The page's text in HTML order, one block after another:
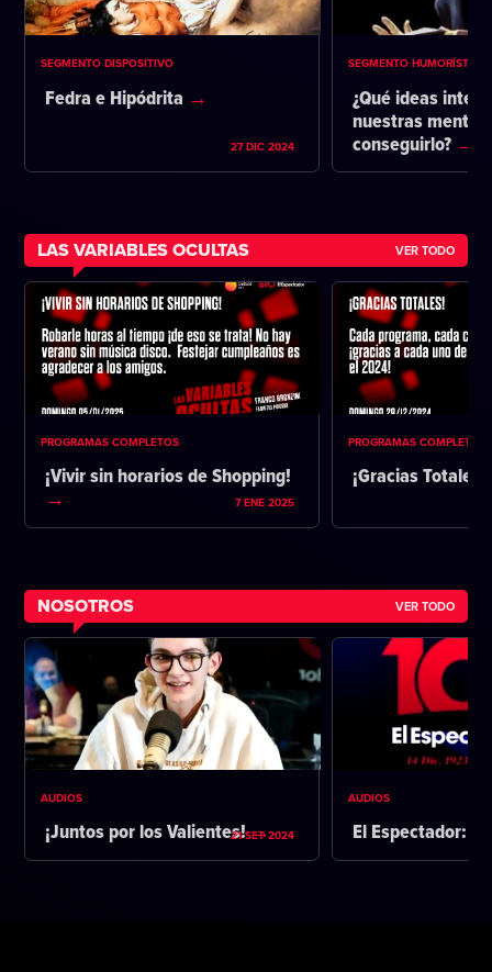
SEGMENTO DISPOSITIVO
Fedra e Hipódrita
27 DIC 2024
SEGMENTO HUMORÍSTICO
¿Qué ideas
nuestras mentes
conseguirlo?
LAS VARIABLES OCULTAS VER TODO
PROGRAMAS COMPLETOS
¡Vivir sin horarios de Shopping!
7 ENE 2025
PROGRAMAS COMPLETOS
¡Gracias
NOSOTROS VER TODO
AUDIOS
¡Juntos por los Valientes!21 SET 2024
AUDIOS
El Espectador: